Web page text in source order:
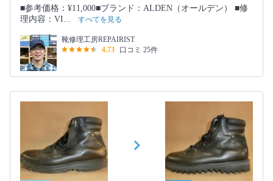
■参考価格：¥11,000■ブランド：ALDEN（オールデン） ■修
理内容：VI...
すべてを見る
靴修理工房REPAIRIST
4.73
口コミ 25件